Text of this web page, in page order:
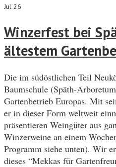
Jul 26
Winzerfest bei
ältestem
Die im südöstlichen Teil
Baumschule (Späth-
Gartenbetrieb Europas. Mit
er in dieser Form weltweit
präsentieren Weingüter aus
Winzerweine an einem
Programm siehe unten). Wir
dieses “Mekkas für